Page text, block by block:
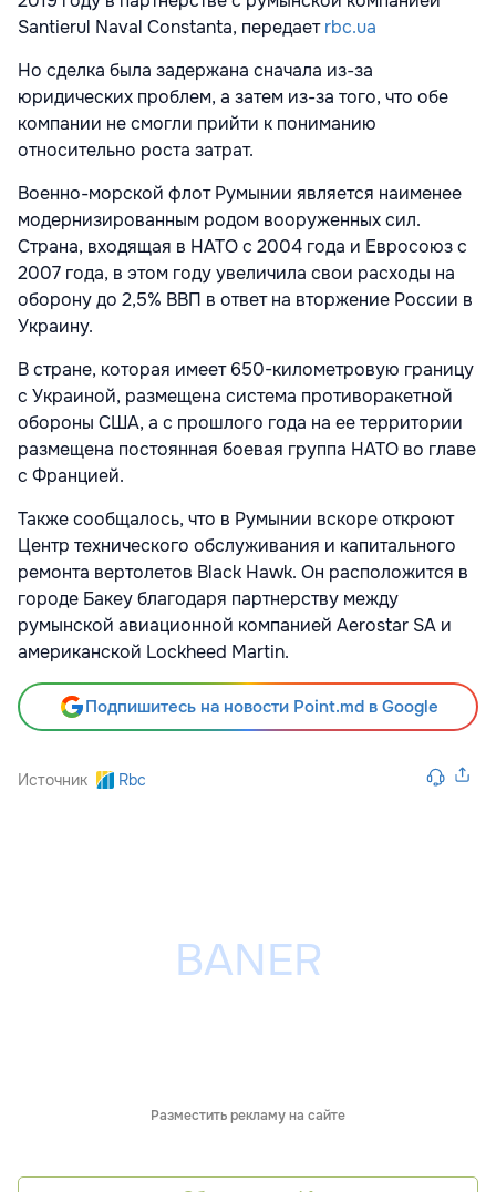
Santierul Naval Constanta, передаетrbc.ua
Но сделка была задержана сначала из-за
юридических проблем, а затем из-за того, что обе
компании не смогли прийти к пониманию
относительно роста затрат.
Военно-морской флот Румынии является наименее
модернизированным родом вооруженных сил.
Страна, входящая в НАТО с 2004 года и Евросоюз с
2007 года, в этом году увеличила свои расходы на
оборону до 2,5% ВВП в ответ на вторжение России в
Украину.
В стране, которая имеет 650-километровую границу
с Украиной, размещена система противоракетной
обороны США, а с прошлого года на ее территории
размещена постоянная боевая группа НАТО во главе
с Францией.
Также сообщалось, что в Румынии вскоре откроют
Центр технического обслуживания и капитального
ремонта вертолетов Black Hawk. Он расположится в
городе Бакеу благодаря партнерству между
румынской авиационной компанией Aerostar SA и
американской Lockheed Martin.
Подпишитесь на новости Point.md в Google
Источник Rbc
Разместить рекламу на сайте